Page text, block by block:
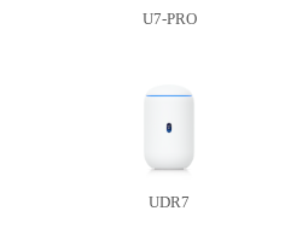
U7-PRO
UDR7